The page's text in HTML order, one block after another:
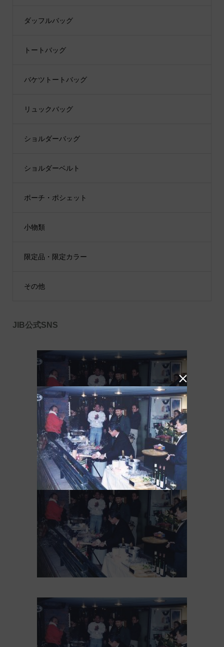
ダッフルバッグ
トートバッグ
バケツトートバッグ
リュックバッグ
ショルダーバッグ
ショルダーベルト
ポーチ・ポシェット
小物類
限定品・限定カラー
その他
JIB公式SNS
